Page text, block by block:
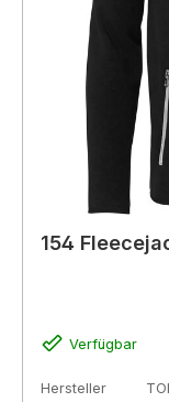
154
Verfügbar
Hersteller